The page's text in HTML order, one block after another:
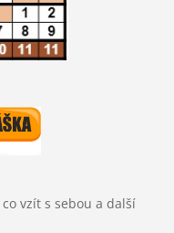
co vzít s sebou a další